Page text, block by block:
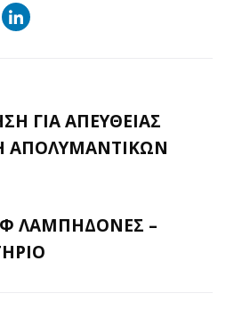
ΓΙΑ ΑΠΕΥΘΕΙΑΣ
ΑΠΟΛΥΜΑΝΤΙΚΩΝ
ΛΑΜΠΗΔΟΝΕΣ –